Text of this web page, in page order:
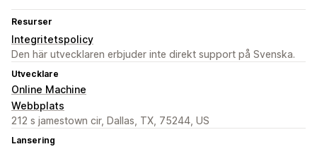
Resurser
Integritetspolicy
Den här utvecklaren erbjuder inte direkt support på Svenska.
Utvecklare
Online Machine
Webbplats
212 s jamestown cir, Dallas, TX, 75244, US
Lansering